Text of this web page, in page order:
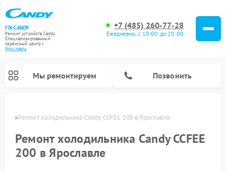
FIX-CANDY
Ремонт устройств Candy
Специализированный
cервисный центр г.
Ярославль
+7 (485) 260-77-28
Ежедневно, с 10:00 до 20:00
Мы ремонтируем Позвонить
Ремонт холодильника Candy CCFEE 200 в Ярославле
Ремонт холодильника Candy CCFEE
200 в Ярославле